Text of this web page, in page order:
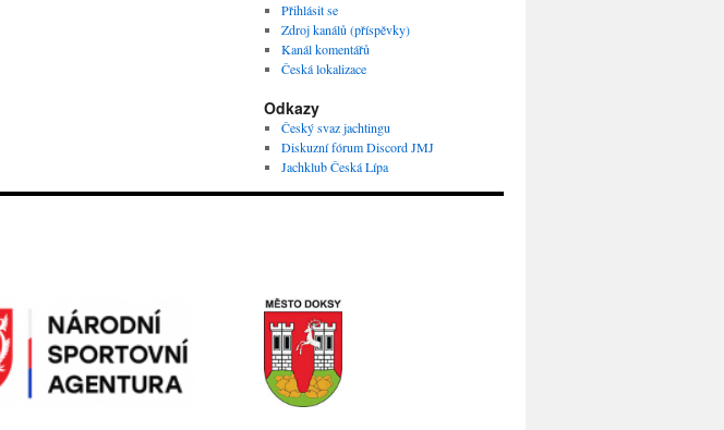
Přihlásit se
Zdroj kanálů (příspěvky)
Kanál komentářů
Česká lokalizace
Odkazy
Český svaz jachtingu
Diskuzní fórum Discord JMJ
Jachklub Česká Lípa